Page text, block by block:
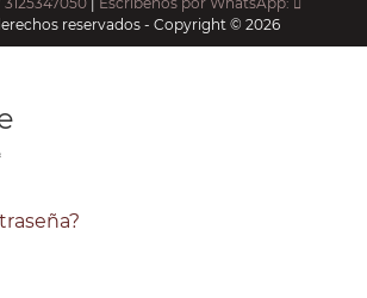
reservados - Copyright © 2026